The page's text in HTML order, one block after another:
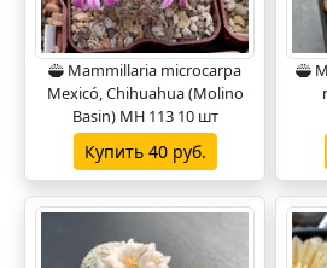
Mammillaria microcarpa
Mexicó, Chihuahua (Molino
Basin) MH 113 10 шт
Купить 40 руб.